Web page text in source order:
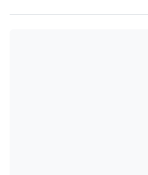
planejamento, cotejando com o